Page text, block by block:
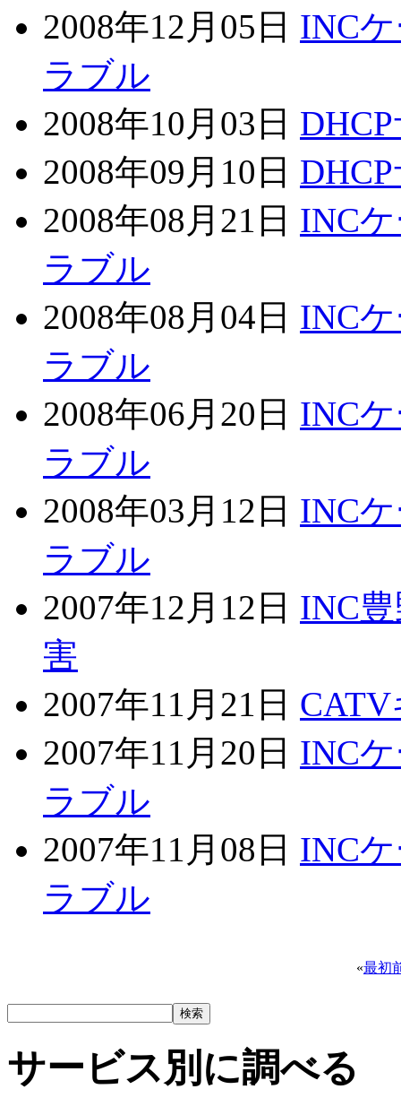
2008年12月05日 INC
ラブル
2008年10月03日
2008年09月10日
2008年08月21日 INC
ラブル
2008年08月04日 INC
ラブル
2008年06月20日 INC
ラブル
2008年03月12日 INC
ラブル
2007年12月12日 INC
害
2007年11月21日
2007年11月20日 INC
ラブル
2007年11月08日 INC
ラブル
«最初
サービス別に調べる